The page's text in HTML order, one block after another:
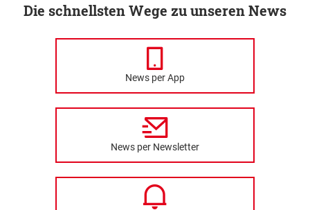
Die schnellsten Wege zu unseren News
News per App
News per Newsletter